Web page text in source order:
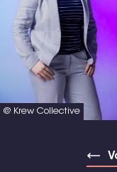
@ Krew Collective